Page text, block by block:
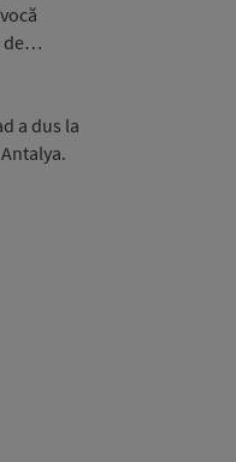
de…
a dus la